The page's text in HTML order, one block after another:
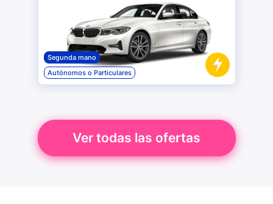
Segunda mano
Autónomos o Particulares
Ver todas las ofertas